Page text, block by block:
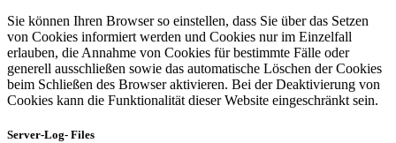
Sie können Ihren Browser so einstellen, dass Sie über das Setzen
von Cookies informiert werden und Cookies nur im Einzelfall
erlauben, die Annahme von Cookies für bestimmte Fälle oder
generell ausschließen sowie das automatische Löschen der Cookies
beim Schließen des Browser aktivieren. Bei der Deaktivierung von
Cookies kann die Funktionalität dieser Website eingeschränkt sein.
Server-Log- Files